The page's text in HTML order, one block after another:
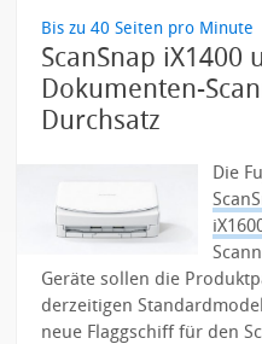
Bis zu 40 Seiten pro Minute
ScanSnap iX1400
Dokumenten-
Durchsatz
Die
Geräte sollen die
derzeitigen
neue Flaggschiff für den